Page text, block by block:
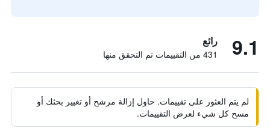
9.1 رائع
431 من التقييمات تم التحقق منها
لم يتم العثور على تقييمات. حاول إزالة مرشح أو تغيير بحثك أو
مسح كل شيء لعرض التقييمات.